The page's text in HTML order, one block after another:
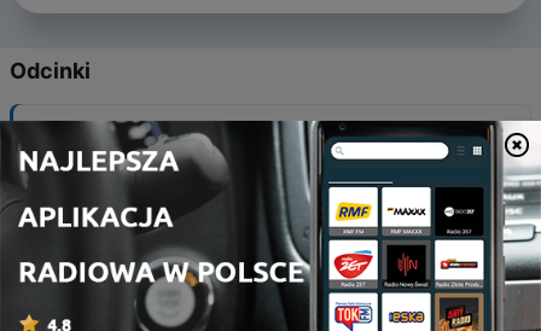
Odcinki
- #8: Gak Dibaca Tata Tertibnya!?
02 paź 2020
7 - #7: Kisah Kasih OSIS MPK
6 - #6: Sponsor Hari Raya
22 maj 2020